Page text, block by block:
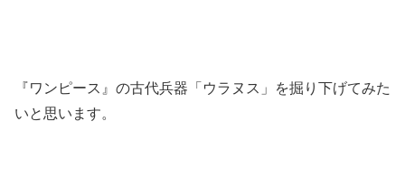
『ワンピース』の古代兵器「ウラヌス」を掘り下げてみた
いと思います。